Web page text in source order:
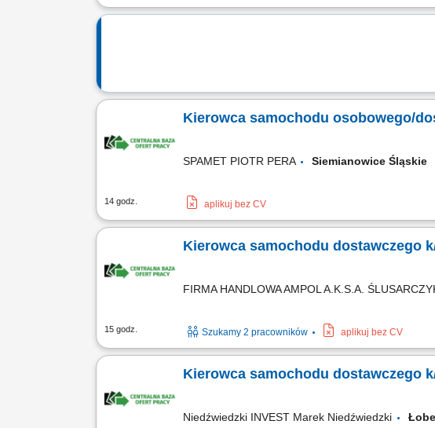
Kierowca samochodu osobowego/
SPAMET PIOTR PERA Siemianowice
aplikuj bez CV
14 godz.
Kierowca samochodu dostawczego
FIRMA HANDLOWA AMPOL A.K.S.A.
Szukamy 2 pracowników aplikuj bez CV
15 godz.
Kierowca samochodu dostawczego
Niedźwiedzki INVEST Marek Niedźwiedzki